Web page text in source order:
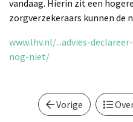
vandaag. Hierin zit een
zorgverzekeraars kunnen de
www.lhv.nl/...advies-
nog-niet/
Vorige